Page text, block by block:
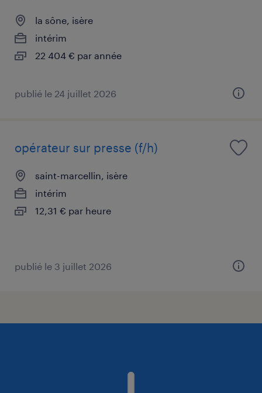
la sône, isère
intérim
22 404 € par année
publié le 24 juillet 2026
opérateur sur presse (f/h)
saint-marcellin, isère
intérim
12,31 € par heure
publié le 3 juillet 2026